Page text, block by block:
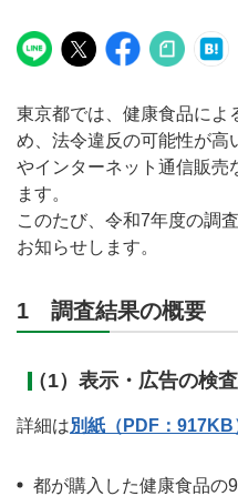
東京都では、健康食品によ
め、法令違反の可能性が高
やインターネット通信販売
ます。
このたび、令和7年度の調
お知らせします。
1 調査結果の概要
（1）表示・広告の検
詳細は別紙（PDF：917KB
都が購入した健康食品の